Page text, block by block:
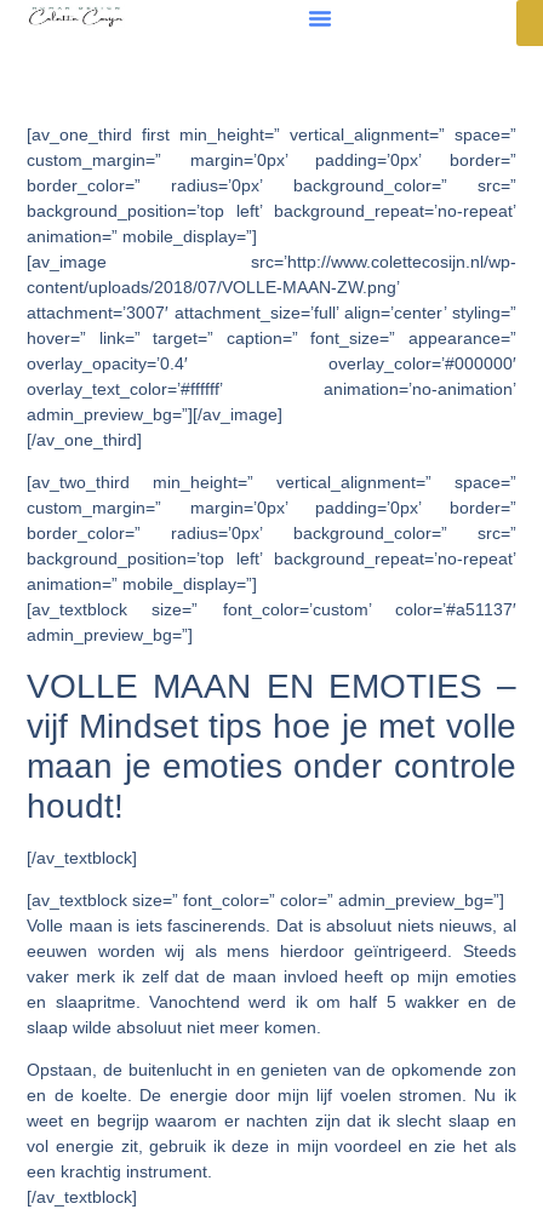
[av_one_third first min_height=” vertical_alignment=” space=”
custom_margin=” margin=’0px’ padding=’0px’ border=”
border_color=” radius=’0px’ background_color=” src=”
background_position=’top left’ background_repeat=’no-repeat’
animation=” mobile_display=”]
[av_image src=’http://www.colettecosijn.nl/wp-
content/uploads/2018/07/VOLLE-MAAN-ZW.png’
attachment=’3007′ attachment_size=’full’ align=’center’ styling=”
hover=” link=” target=” caption=” font_size=” appearance=”
overlay_opacity=’0.4′ overlay_color=’#000000′
overlay_text_color=’#ffffff’ animation=’no-animation’
admin_preview_bg=”][/av_image]
[/av_one_third]
[av_two_third min_height=” vertical_alignment=” space=”
custom_margin=” margin=’0px’ padding=’0px’ border=”
border_color=” radius=’0px’ background_color=” src=”
background_position=’top left’ background_repeat=’no-repeat’
animation=” mobile_display=”]
[av_textblock size=” font_color=’custom’ color=’#a51137′
admin_preview_bg=”]
VOLLE MAAN EN EMOTIES –
vijf Mindset tips hoe je met volle
maan je emoties onder controle
houdt!
[/av_textblock]
[av_textblock size=” font_color=” color=” admin_preview_bg=”]
Volle maan is iets fascinerends. Dat is absoluut niets nieuws, al
eeuwen worden wij als mens hierdoor geïntrigeerd. Steeds
vaker merk ik zelf dat de maan invloed heeft op mijn emoties
en slaapritme. Vanochtend werd ik om half 5 wakker en de
slaap wilde absoluut niet meer komen.
Opstaan, de buitenlucht in en genieten van de opkomende zon
en de koelte. De energie door mijn lijf voelen stromen. Nu ik
weet en begrijp waarom er nachten zijn dat ik slecht slaap en
vol energie zit, gebruik ik deze in mijn voordeel en zie het als
een krachtig instrument.
[/av_textblock]